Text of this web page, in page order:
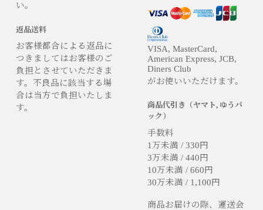
い。
返品送料
お客様都合による返品に
つきましてはお客様のご
負担とさせていただきま
す。不良品に該当する場
合は当方で負担いたしま
す。
VISA, MasterCard,
American Express, JCB,
Diners Club
がお使いいただけます。
商品代引き（ヤマト, ゆうパ
ック）
手数料
1万未満 / 330円
3万未満 / 440円
10万未満 / 660円
30万未満 / 1,100円
商品お届けの際、運送会